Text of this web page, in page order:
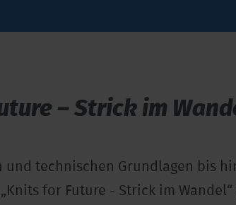
– Strick im
und technischen Grundlagen bis
for Future - Strick im